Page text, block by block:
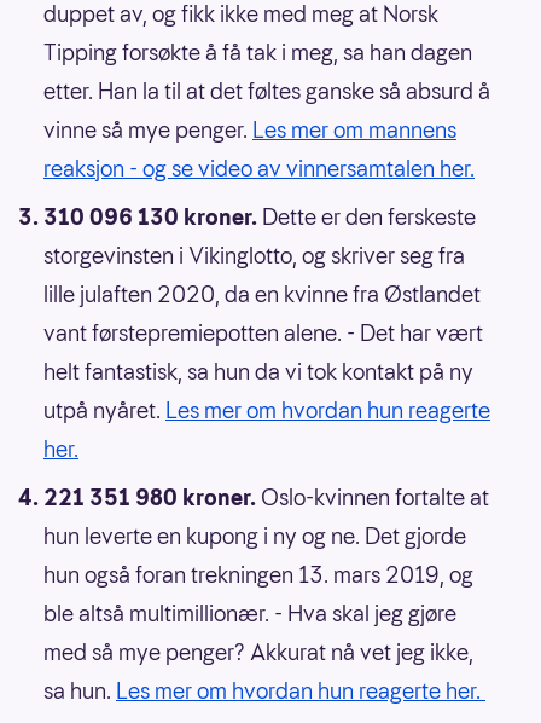
duppet av, og fikk ikke med meg at Norsk
Tipping forsøkte å få tak i meg, sa han dagen
etter. Han la til at det føltes ganske så absurd å
vinne så mye penger. Les mer om mannens
reaksjon - og se video av vinnersamtalen her.
310 096 130 kroner. Dette er den ferskeste
storgevinsten i Vikinglotto, og skriver seg fra
lille julaften 2020, da en kvinne fra Østlandet
vant førstepremiepotten alene. - Det har vært
helt fantastisk, sa hun da vi tok kontakt på ny
utpå nyåret. Les mer om hvordan hun reagerte
her.
221 351 980 kroner. Oslo-kvinnen fortalte at
hun leverte en kupong i ny og ne. Det gjorde
hun også foran trekningen 13. mars 2019, og
ble altså multimillionær. - Hva skal jeg gjøre
med så mye penger? Akkurat nå vet jeg ikke,
sa hun. Les mer om hvordan hun reagerte her.